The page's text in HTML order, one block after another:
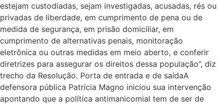
estejam custodiadas, sejam investigadas, acusadas, rés ou
privadas de liberdade, em cumprimento de pena ou de
medida de segurança, em prisão domiciliar, em
cumprimento de alternativas penais, monitoração
eletrônica ou outras medidas em meio aberto, e conferir
diretrizes para assegurar os direitos dessa população”, diz
trecho da Resolução. Porta de entrada e de saídaA
defensora pública Patrícia Magno iniciou sua intervenção
apontando que a política antimanicomial tem de ser de